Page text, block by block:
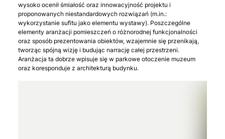
wysoko ocenił śmiałość oraz innowacyjność projektu i
proponowanych niestandardowych rozwiązań (m.in.:
wykorzystanie sufitu jako elementu wystawy). Poszczególne
elementy aranżacji pomieszczeń o różnorodnej funkcjonalności
oraz sposób prezentowania obiektów, wzajemnie się przenikają,
tworząc spójną wizję i budując narrację całej przestrzeni.
Aranżacja ta dobrze wpisuje się w parkowe otoczenie muzeum
oraz koresponduje z architekturą budynku.